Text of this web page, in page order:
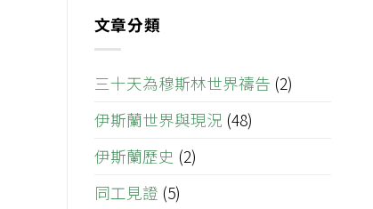
文章分類
三十天為穆斯林世界禱告 (2)
伊斯蘭世界與現況 (48)
伊斯蘭歷史 (2)
同工見證 (5)